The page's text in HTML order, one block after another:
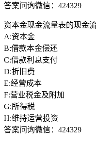
答案问询微信：424329
资本金现金流量表的现金流
A:资本金
B:借款本金偿还
C:借款利息支付
D:折旧费
E:经营成本
F:营业税金及附加
G:所得税
H:维持运营投资
答案问询微信：424329